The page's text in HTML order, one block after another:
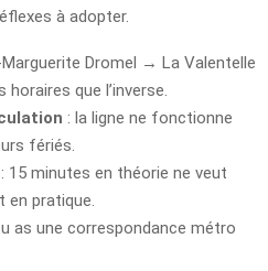
à adopter.
Dromel → La Valentelle
que l’inverse.
: la ligne ne fonctionne
fériés.
: 15 minutes en théorie ne veut
en pratique.
as une correspondance métro